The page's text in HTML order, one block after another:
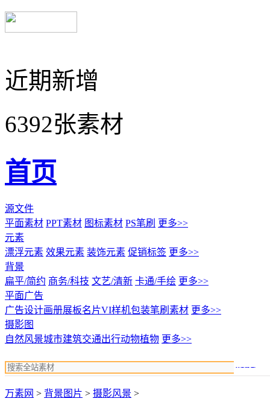
近期新增
6392张素材
首页
源文件
平面素材 PPT素材 图标素材 PS笔刷 更多>>
元素
漂浮元素 效果元素 装饰元素 促销标签 更多>>
背景
扁平/简约 商务/科技 文艺/清新 卡通/手绘 更多>>
平面广告
广告设计画册展板名片VI样机包装笔刷素材 更多>>
摄影图
自然风景城市建筑交通出行动物植物 更多>>
万素网 > 背景图片 > 摄影风景 >